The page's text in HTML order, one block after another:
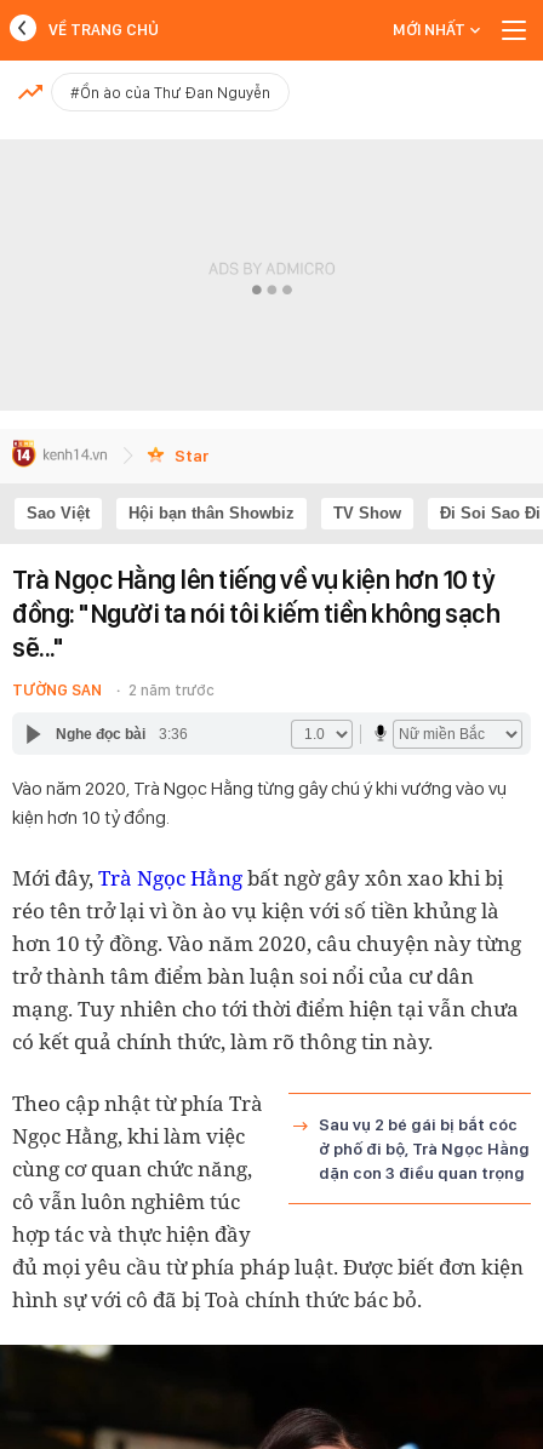
MỚI NHẤT
VỀ TRANG CHỦ MỚI NHẤT
#Ồn ào của Thư Đan Nguyễn
Star
Sao Việt Hội bạn thân Showbiz TV Show Đi Soi Sao Đi
Trà Ngọc Hằng lên tiếng về vụ kiện hơn 10 tỷ
đồng: "Người ta nói tôi kiếm tiền không sạch
sẽ..."
TƯỜNG SAN 2 năm trước
Nghe đọc bài 3:36
Vào năm 2020, Trà Ngọc Hằng từng gây chú ý khi vướng vào vụ
kiện hơn 10 tỷ đồng.
Mới đây,Trà Ngọc Hằngbất ngờ gây xôn xao khi bị
réo tên trở lại vì ồn ào vụ kiện với số tiền khủng là
hơn 10 tỷ đồng. Vào năm 2020, câu chuyện này từng
trở thành tâm điểm bàn luận soi nổi của cư dân
mạng. Tuy nhiên cho tới thời điểm hiện tại vẫn chưa
có kết quả chính thức, làm rõ thông tin này.
Sau vụ 2 bé gái bị bắt cóc
ở phố đi bộ, Trà Ngọc Hằng
dặn con 3 điều quan trọng
Theo cập nhật từ phía Trà
Ngọc Hằng, khi làm việc
cùng cơ quan chức năng,
cô vẫn luôn nghiêm túc
hợp tác và thực hiện đầy
đủ mọi yêu cầu từ phía pháp luật. Được biết đơn kiện
hình sự với cô đã bị Toà chính thức bác bỏ.